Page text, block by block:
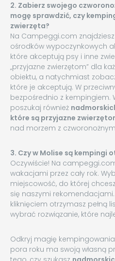
2. Zabierz swojego
mogę sprawdzić, czy
zwierzęta?
Na Campeggi.com
ośrodków wypoczynkowych
które akceptują psy i inne
„przyjazne zwierzętom” dla
obiektu, a natychmiast
które je akceptują. W
bezpośrednio z kempingiem.
poszukaj również
które są przyjazne
nad morzem z
3. Czy w Molise są kempingi
Oczywiście! Na
wakacjami przez cały rok.
miejscowość, do której
się naszymi rekomendacjami.
kliknięciem otrzymasz pełną
wybrać rozwiązanie, które
Odkryj magię kempingowania
pora roku ma swoją własną